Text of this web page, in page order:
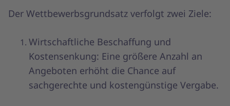
Der Wettbewerbsgrundsatz verfolgt zwei Ziele:
Wirtschaftliche Beschaffung und
Kostensenkung: Eine größere Anzahl an
Angeboten erhöht die Chance auf
sachgerechte und kostengünstige Vergabe.